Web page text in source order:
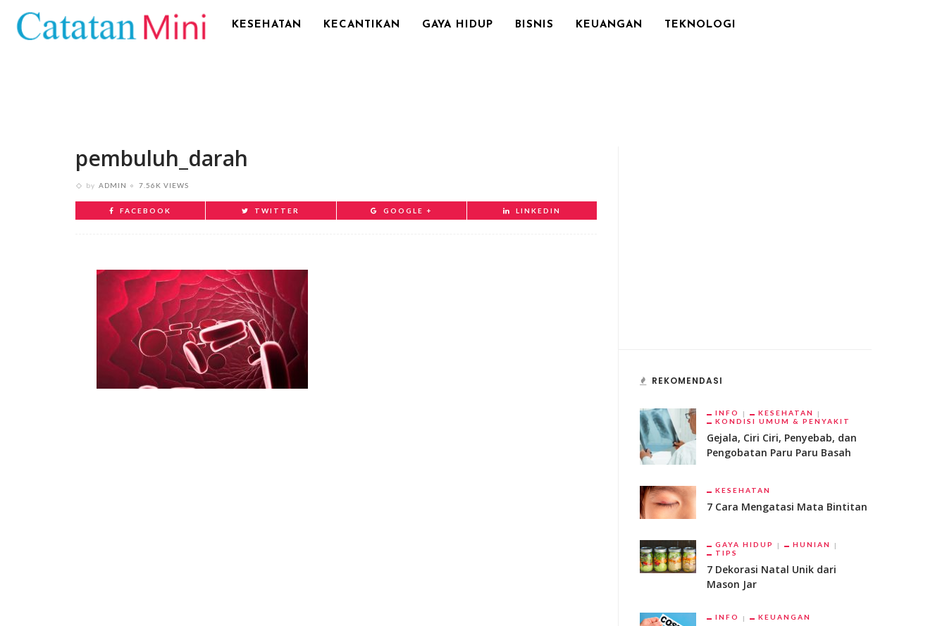
KESEHATAN KECANTIKAN GAYA HIDUP BISNIS KEUANGAN TEKNOLOGI
pembuluh_darah
by ADMIN 7.56K VIEWS
FACEBOOK TWITTER GOOGLE + LINKEDIN
REKOMENDASI
INFO
KESEHATAN
KONDISI UMUM & PENYAKIT
Gejala, Ciri Ciri, Penyebab, dan
Pengobatan Paru Paru Basah
KESEHATAN
7 Cara Mengatasi Mata Bintitan
GAYA HIDUP
HUNIAN
TIPS
7 Dekorasi Natal Unik dari
Mason Jar
INFO KEUANGAN